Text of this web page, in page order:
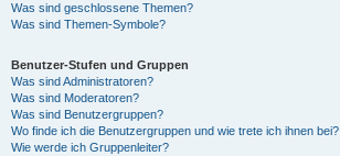
Was sind geschlossene Themen?
Was sind Themen-Symbole?
Benutzer-Stufen und Gruppen
Was sind Administratoren?
Was sind Moderatoren?
Was sind Benutzergruppen?
Wo finde ich die Benutzergruppen und wie trete ich ihnen bei?
Wie werde ich Gruppenleiter?